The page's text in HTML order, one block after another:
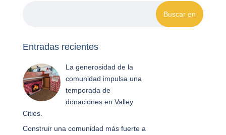
Entradas recientes
La generosidad de la
comunidad impulsa una
temporada de
donaciones en Valley
Cities.
Construir una comunidad más fuerte a